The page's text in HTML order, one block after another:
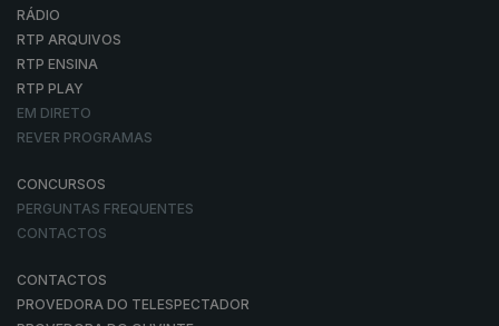
RÁDIO
RTP ARQUIVOS
RTP ENSINA
RTP PLAY
EM DIRETO
REVER PROGRAMAS
CONCURSOS
PERGUNTAS FREQUENTES
CONTACTOS
CONTACTOS
PROVEDORA DO TELESPECTADOR